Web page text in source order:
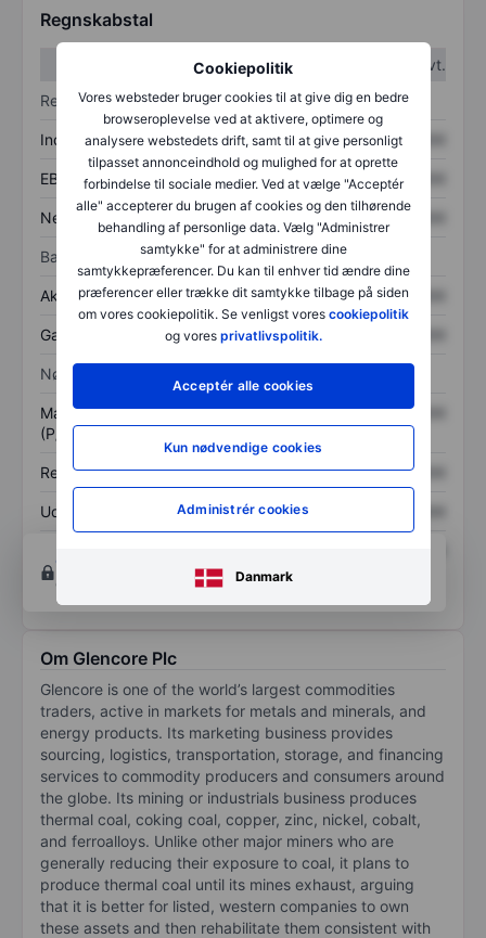
Cookiepolitik
Vores websteder bruger cookies til at give dig en bedre
browseroplevelse ved at aktivere, optimere og
analysere webstedets drift, samt til at give personligt
tilpasset annonceindhold og mulighed for at oprette
forbindelse til sociale medier. Ved at vælge "Acceptér
alle" accepterer du brugen af cookies og den tilhørende
behandling af personlige data. Vælg "Administrer
samtykke" for at administrere dine
samtykkepræferencer. Du kan til enhver tid ændre dine
præferencer eller trække dit samtykke tilbage på siden
om vores cookiepolitik. Se venligst vores cookiepolitik
og vores privatlivspolitik.
Acceptér alle cookies
Kun nødvendige cookies
Administrér cookies
Danmark
Regnskabstal
1. kvt.
2. kvt.
Resultatopgørelse
Indtægter XXXXXXX XXXXXXX
EBITDA XXXXXXX XXXXXXX
Nettoresultat XXXXXXX
Balance
Aktiver i alt XXXXXXX XXXXXXX
Gæld XXXXXXX
Nøgletal
Markedsværdi/omsætning
(P/S)
XXXXXXX XXXXXXX
Resultat pr. aktie (EPS) XXXXXXX XXXXXXX
Udbytte pr. aktie XXXXXXX
Opret konto
og analyse værktøjer.
Om Glencore Plc
Glencore is one of the world’s largest commodities
traders, active in markets for metals and minerals, and
energy products. Its marketing business provides
sourcing, logistics, transportation, storage, and financing
services to commodity producers and consumers around
the globe. Its mining or industrials business produces
thermal coal, coking coal, copper, zinc, nickel, cobalt,
and ferroalloys. Unlike other major miners who are
generally reducing their exposure to coal, it plans to
produce thermal coal until its mines exhaust, arguing
that it is better for listed, western companies to own
these assets and then rehabilitate them consistent with